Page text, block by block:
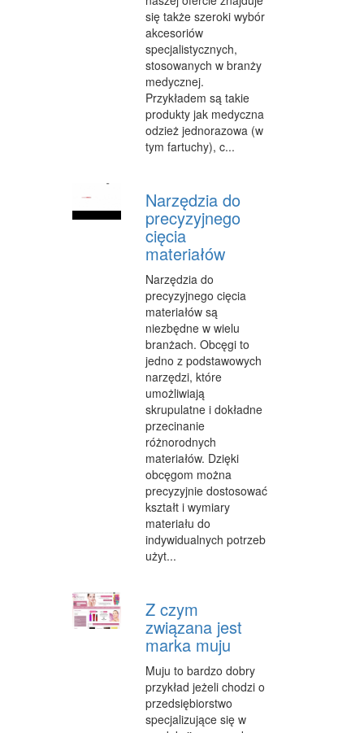
FABRYKACJA
INFORMATYCZNE
RESTAURACJE, CATERING
FOTOGRAFIA
ADWOKACI, PORADY PRAWNE
SERWIS
OPIEKA
NOCLEGI
HOTELE I NOCLEGI
PODRÓŻE
WYPOCZYNEK
ODNOWA BIOLOGICZNA
DIETETYKA, ODCHUDZANIE
KOSMETYKI
LECZENIE
SALONY KOSMETYCZNE
STRONY WWW
OPROGRAMOWANIE
KONTAKT
się także szeroki wybór
akcesoriów
specjalistycznych,
stosowanych w branży
medycznej.
Przykładem są takie
produkty jak medyczna
odzież jednorazowa (w
tym fartuchy), c...
Narzędzia do
precyzyjnego
cięcia
materiałów
Narzędzia do
precyzyjnego cięcia
materiałów są
niezbędne w wielu
branżach. Obcęgi to
jedno z podstawowych
narzędzi, które
umożliwiają
skrupulatne i dokładne
przecinanie
różnorodnych
materiałów. Dzięki
obcęgom można
precyzyjnie dostosować
kształt i wymiary
materiału do
indywidualnych potrzeb
użyt...
Z czym
związana jest
marka muju
Muju to bardzo dobry
przykład jeżeli chodzi o
przedsiębiorstwo
specjalizujące się w